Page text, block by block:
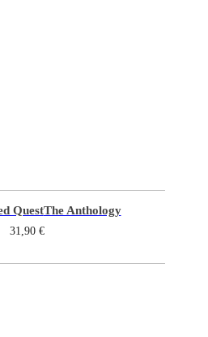
QuestThe Anthology
31,90 €